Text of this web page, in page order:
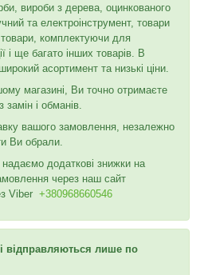
вироби з дерева, оцинкованого
та електроінструмент, товари
комплектуючи для
і ще багато інших товарів. В
асортимент та низькі ціни.
магазині, Ви точно отримаєте
і обманів.
вашого замовлення, незалежно
Ви обрали.
надаємо додаткові знижки на
через наш сайт
Viber +380968660546
відправляються лише по